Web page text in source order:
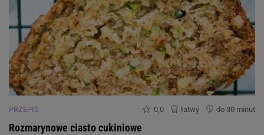
PRZEPIS 0,0 łatwy do 30 minut
Rozmarynowe ciasto cukiniowe